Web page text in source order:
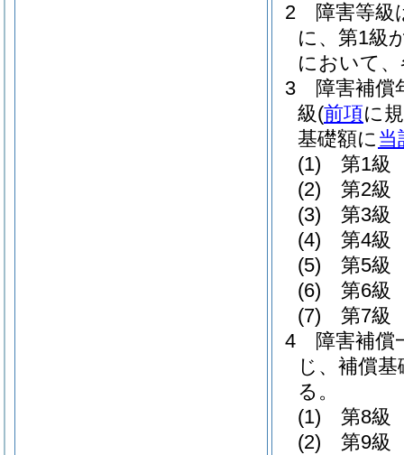
2
障害等級
に、第1級
において
3
障害補償
級(前項に
基礎額に 当
(1)
第1級
(2)
第2級
(3)
第3級
(4)
第4級
(5)
第5級
(6)
第6級
(7)
第7級
4
障害補償
じ、補償
る。
(1)
第8級
(2)
第9級